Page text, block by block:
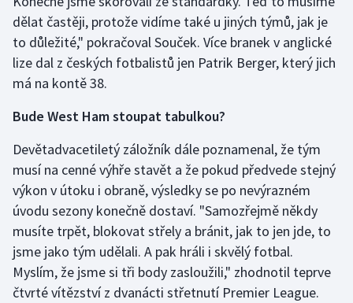
Parasport
Plavání
Plážový volejbal
Ragby
Rychlobruslení
Rychlostní kanoistika
Short track
Sportovní střelba
dělat častěji, protože vidíme také u jiných týmů, jak je
to důležité," pokračoval Souček. Více branek v anglické
lize dal z českých fotbalistů jen Patrik Berger, který jich
má na kontě 38.
Bude West Ham stoupat tabulkou?
Devětadvacetiletý záložník dále poznamenal, že tým
musí na cenné výhře stavět a že pokud předvede stejný
výkon v útoku i obraně, výsledky se po nevýrazném
úvodu sezony konečně dostaví. "Samozřejmě někdy
musíte trpět, blokovat střely a bránit, jak to jen jde, to
jsme jako tým udělali. A pak hráli i skvělý fotbal.
Myslím, že jsme si tři body zasloužili," zhodnotil teprve
čtvrté vítězství z dvanácti střetnutí Premier League.